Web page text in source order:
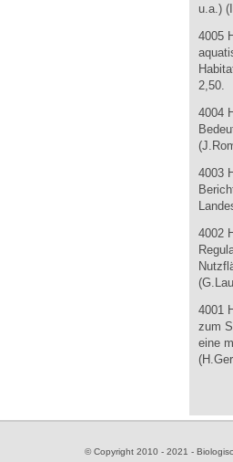
u.a.)
4005
2,50.
4004
4003
4002
4001
zum
eine
© Copyright 2010 - 2021 -